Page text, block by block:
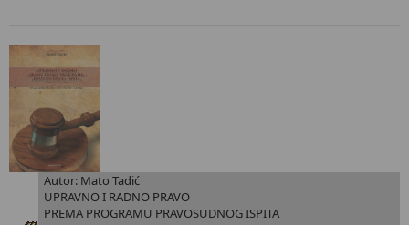
Autor: Mato Tadić
UPRAVNO I RADNO PRAVO
PREMA PROGRAMU PRAVOSUDNOG ISPITA